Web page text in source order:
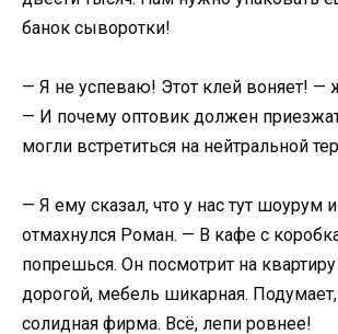
банок сыворотки!
— Я не успеваю! Этот клей воняет! —
— И почему оптовик должен
могли встретиться на нейтральной
— Я ему сказал, что у нас тут шоурум
отмахнулся Роман. — В кафе с
попрешься. Он посмотрит на
дорогой, мебель шикарная.
солидная фирма. Всё, лепи ровнее!